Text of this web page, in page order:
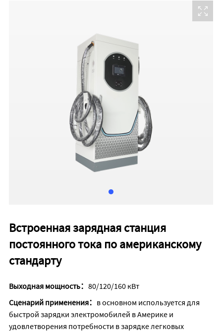
Встроенная зарядная станция
постоянного тока по американскому
стандарту
Выходная мощность： 80/120/160 кВт
Сценарий применения： в основном используется для
быстрой зарядки электромобилей в Америке и
удовлетворения потребности в зарядке легковых